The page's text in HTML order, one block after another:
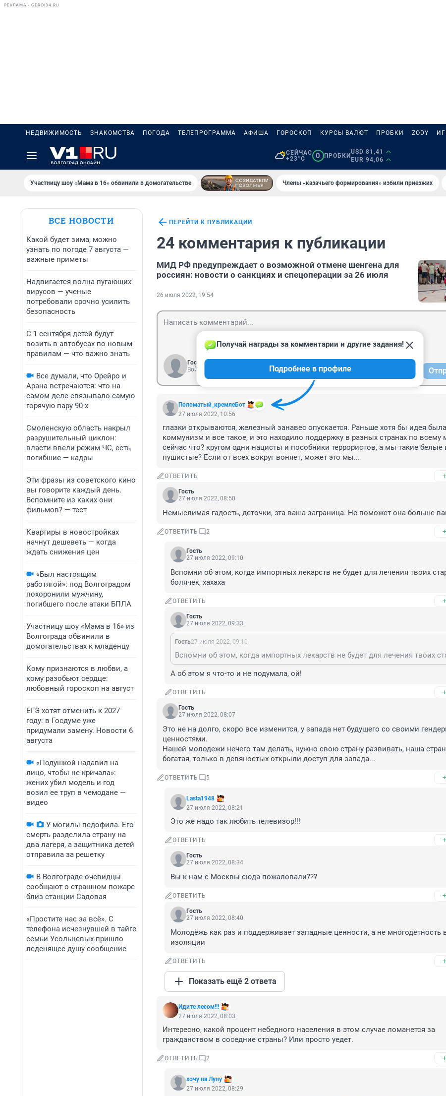
РЕКЛАМА • GEROI34.RU
НЕДВИЖИМОСТЬ ЗНАКОМСТВА ПОГОДА ТЕЛЕПРОГРАММА АФИША ГОРОСКОП КУРСЫ ВАЛЮТ ПРОБКИ ZODY
СЕЙЧАС
+23°C
0 ПРОБКИ
USD 81,41
EUR 94,06
Участницу шоу «Мама в 16» обвинили в домогательстве Члены «казачьего формирования» избили приезжих
ВСЕ НОВОСТИ
Какой будет зима, можно
узнать по погоде 7 августа —
важные приметы
Надвигается волна пугающих
вирусов — ученые
потребовали срочно усилить
безопасность
С 1 сентября детей будут
возить в автобусах по новым
правилам — что важно знать
Все думали, что Орейро и
Арана встречаются: что на
самом деле связывало самую
горячую пару 90-х
Смоленскую область накрыл
разрушительный циклон:
власти ввели режим ЧС, есть
погибшие — кадры
Эти фразы из советского кино
вы говорите каждый день.
Вспомните из каких они
фильмов? — тест
Квартиры в новостройках
начнут дешеветь — когда
ждать снижения цен
«Был настоящим
работягой»: под Волгоградом
похоронили мужчину,
погибшего после атаки БПЛА
Участницу шоу «Мама в 16» из
Волгограда обвинили в
домогательствах к младенцу
Кому признаются в любви, а
кому разобьют сердце:
любовный гороскоп на август
ЕГЭ хотят отменить к 2027
году: в Госдуме уже
придумали замену. Новости 6
августа
«Подушкой надавил на
лицо, чтобы не кричала»:
жених убил модель и год
возил ее труп в чемодане —
видео
У могилы педофила. Его
смерть разделила страну на
два лагеря, а защитника детей
отправила за решетку
В Волгограде очевидцы
сообщают о страшном пожаре
близ станции Садовая
«Простите нас за всё». С
телефона исчезнувшей в тайге
семьи Усольцевых пришло
леденящее душу сообщение
ПЕРЕЙТИ К ПУБЛИКАЦИИ
24 комментария к публикации
МИД РФ предупреждает о возможной отмене шенгена для
россиян: новости о санкциях и спецоперации за 26 июля
26 июля 2022, 19:54
Гость
Войти
Поломатый_кремлеБот
Получай награды за комментарии и другие задания!
Подробнее в профиле
27 июля 2022, 10:56
глазки открываются, железный занавес опускается. Раньше хотя бы идея
коммунизм и все такое, и это находило поддержку в разных странах по всему
сейчас что? кругом одни нацисты и пособники террористов, а мы такие белые
пушистые? Если от всех вокруг воняет, может это мы...
ОТВЕТИТЬ
Гость
27 июля 2022, 08:50
Немыслимая гадость, деточки, эта ваша заграница. Не поможет она больше
ОТВЕТИТЬ 2
Гость
27 июля 2022, 09:10
Вспомни об этом, когда импортных лекарств не будет для лечения твоих
болячек, хахаха
ОТВЕТИТЬ
Гость
27 июля 2022, 09:33
Гость27 июля 2022, 09:10
А об этом я что-то и не подумала, ой!
ОТВЕТИТЬ
Гость
27 июля 2022, 08:07
Это не на долго, скоро все изменится, у запада нет будущего со своими
ценностями.
Нашей молодежи нечего там делать, нужно свою страну развивать, наша
богатая, только в девяностых открыли доступ для запада...
ОТВЕТИТЬ 5
Lasta1948
27 июля 2022, 08:21
Это же надо так любить телевизор!!!
ОТВЕТИТЬ
Гость
27 июля 2022, 08:34
Вы к нам с Москвы сюда пожаловали???
ОТВЕТИТЬ
Гость
27 июля 2022, 08:40
Молодёжь как раз и поддерживает западные ценности, а не многодетность
изоляции
ОТВЕТИТЬ
Показать ещё 2 ответа
Идите лесом!!!
27 июля 2022, 08:03
Интересно, какой процент небедного населения в этом случае ломанется за
гражданством в соседние страны? Или просто уедет.
ОТВЕТИТЬ 2
хочу на Луну
27 июля 2022, 08:29